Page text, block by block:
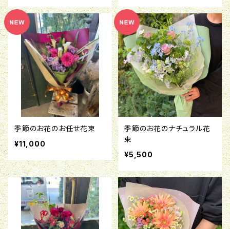
季節のお花のお任せ花束
¥11,000
季節のお花のナチュラル花
束
¥5,500